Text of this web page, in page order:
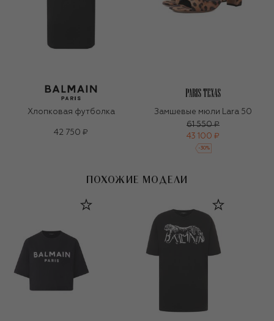
Хлопковая футболка
42 750 ₽
Замшевые мюли Lara 50
61 550 ₽
43 100 ₽
-30%
ПОХОЖИЕ МОДЕЛИ